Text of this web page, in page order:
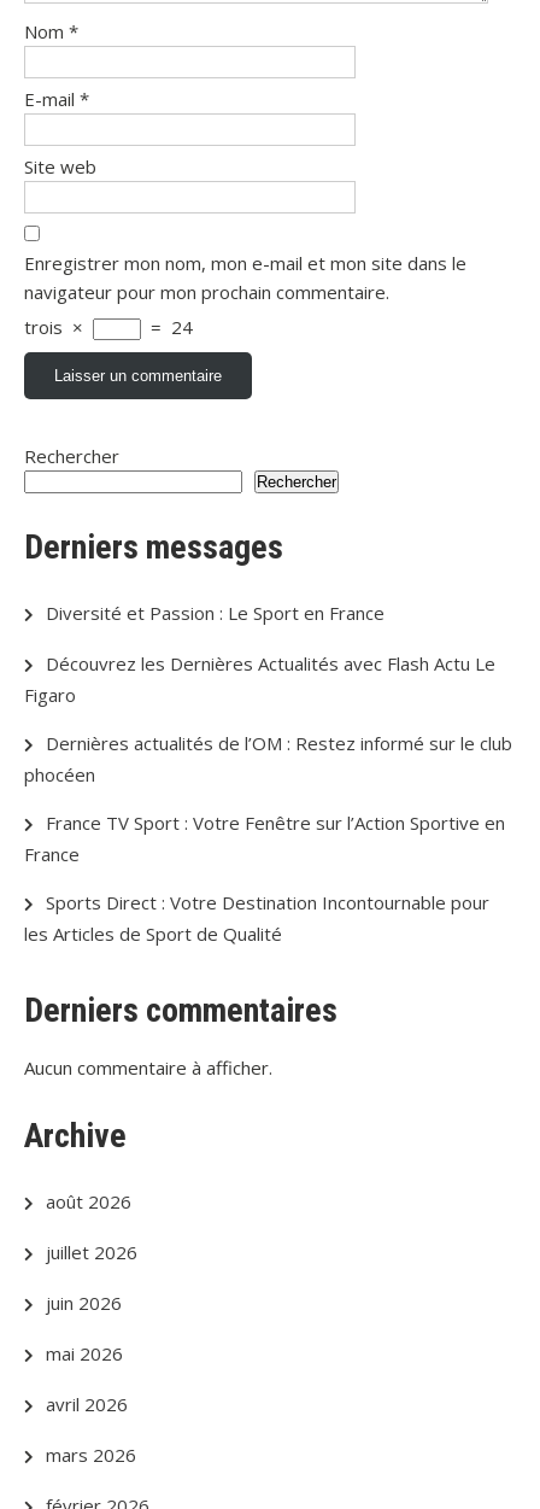
Nom *
E-mail *
Site web
Enregistrer mon nom, mon e-mail et mon site dans le
navigateur pour mon prochain commentaire.
trois × = 24
Rechercher
Rechercher
Derniers messages
Diversité et Passion : Le Sport en France
Découvrez les Dernières Actualités avec Flash Actu Le
Figaro
Dernières actualités de l’OM : Restez informé sur le club
phocéen
France TV Sport : Votre Fenêtre sur l’Action Sportive en
France
Sports Direct : Votre Destination Incontournable pour
les Articles de Sport de Qualité
Derniers commentaires
Aucun commentaire à afficher.
Archive
août 2026
juillet 2026
juin 2026
mai 2026
avril 2026
mars 2026